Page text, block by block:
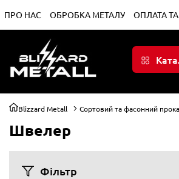
ПРО НАС ОБРОБКА МЕТАЛУ ОПЛАТА
Blizzard Metall Сортовий та фасонний
Швелер
Фільтр